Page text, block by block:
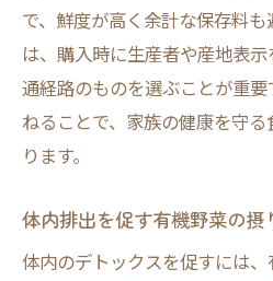
で、鮮度が高く余計な保存料
は、購入時に生産者や産地表
通経路のものを選ぶことが重
ねることで、家族の健康を守
ります。
体内排出を促す有機野菜の摂
体内のデトックスを促すには